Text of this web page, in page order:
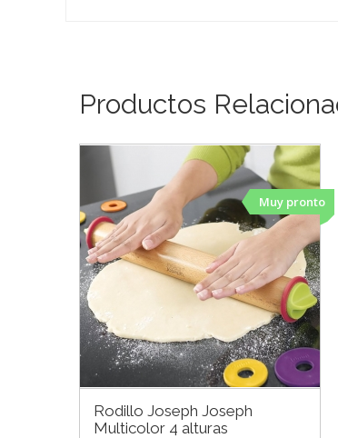
Productos
Muy pronto
Rodillo Joseph Joseph
Multicolor 4 alturas